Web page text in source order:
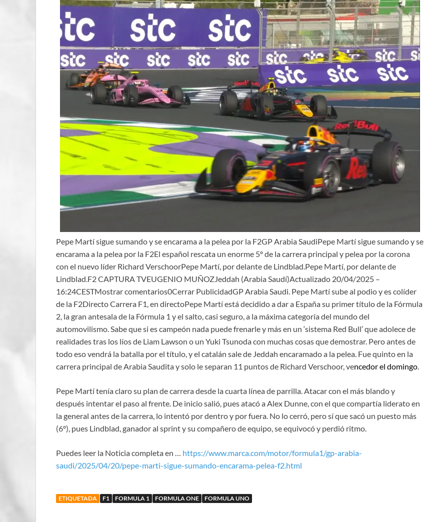
Pepe Martí sigue sumando y se encarama a la pelea por la F2GP Arabia SaudiPepe Martí sigue sumando y se
encarama a la pelea por la F2El español rescata un enorme 5º de la carrera principal y pelea por la corona
con el nuevo líder Richard VerschoorPepe Martí, por delante de Lindblad.Pepe Martí, por delante de
Lindblad.F2 CAPTURA TVEUGENIO MUÑOZJeddah (Arabia Saudí)Actualizado 20/04/2025 –
16:24CESTMostrar comentarios0Cerrar PublicidadGP Arabia Saudi. Pepe Martí sube al podio y es colíder
de la F2Directo Carrera F1, en directoPepe Martí está decidido a dar a España su primer título de la Fórmula
2, la gran antesala de la Fórmula 1 y el salto, casi seguro, a la máxima categoría del mundo del
automovilismo. Sabe que si es campeón nada puede frenarle y más en un ‘sistema Red Bull’ que adolece de
realidades tras los líos de Liam Lawson o un Yuki Tsunoda con muchas cosas que demostrar. Pero antes de
todo eso vendrá la batalla por el título, y el catalán sale de Jeddah encaramado a la pelea. Fue quinto en la
carrera principal de Arabia Saudita y solo le separan 11 puntos de Richard Verschoor, vencedor el domingo.
Pepe Martí tenía claro su plan de carrera desde la cuarta línea de parrilla. Atacar con el más blando y
después intentar el paso al frente. De inicio salió, pues atacó a Alex Dunne, con el que compartía liderato en
la general antes de la carrera, lo intentó por dentro y por fuera. No lo cerró, pero sí que sacó un puesto más
(6º), pues Lindblad, ganador al sprint y su compañero de equipo, se equivocó y perdió ritmo.
Puedes leer la Noticia completa en … https://www.marca.com/motor/formula1/gp-arabia-
saudi/2025/04/20/pepe-marti-sigue-sumando-encarama-pelea-f2.html
ETIQUETADA F1 FORMULA 1 FORMULA ONE FORMULA UNO